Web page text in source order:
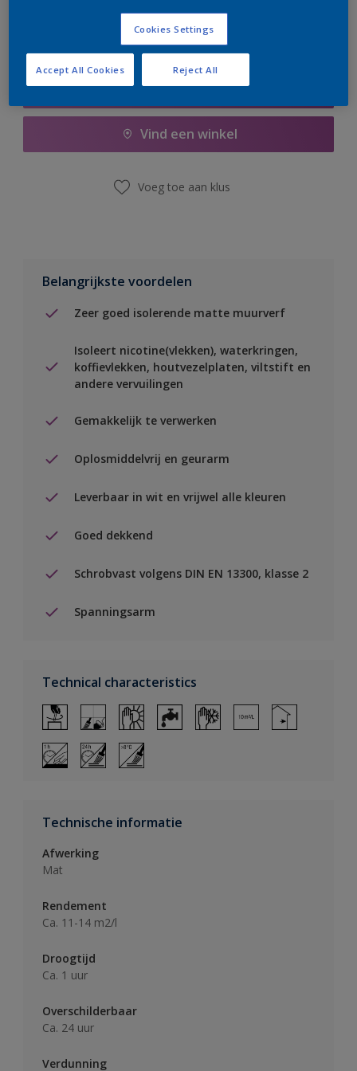
Boodschappenlijst
Vind een winkel
Voeg toe aan klus
Belangrijkste voordelen
Zeer goed isolerende matte muurverf
Isoleert nicotine(vlekken), waterkringen,
koffievlekken, houtvezelplaten, viltstift en
andere vervuilingen
Gemakkelijk te verwerken
Oplosmiddelvrij en geurarm
Leverbaar in wit en vrijwel alle kleuren
Goed dekkend
Schrobvast volgens DIN EN 13300, klasse 2
Spanningsarm
Technical characteristics
Technische informatie
Afwerking
Mat
Rendement
Ca. 11-14 m2/l
Droogtijd
Ca. 1 uur
Overschilderbaar
Ca. 24 uur
Verdunning
Cookies Settings
Reject All
Accept All Cookies